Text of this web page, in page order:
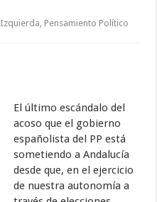
Izquierda, Pensamiento Político
El último escándalo del
acoso que el gobierno
españolista del PP está
sometiendo a Andalucía
desde que, en el ejercicio
de nuestra autonomía a